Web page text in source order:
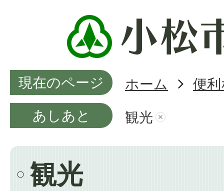
現在のページ ホーム
便
あしあと
観光
観光